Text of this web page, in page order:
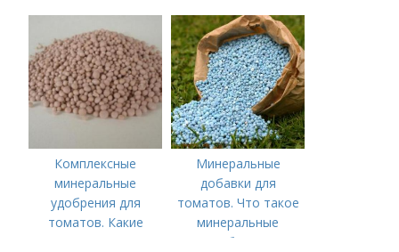
помидоров
Комплексные
минеральные
удобрения для
томатов. Какие
Минеральные
добавки для
томатов. Что такое
минеральные
удобрения